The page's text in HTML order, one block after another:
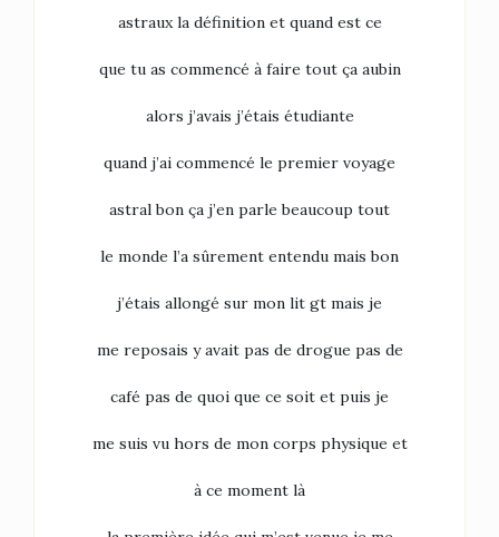
astraux la définition et quand est ce
que tu as commencé à faire tout ça aubin
alors j’avais j’étais étudiante
quand j’ai commencé le premier voyage
astral bon ça j’en parle beaucoup tout
le monde l’a sûrement entendu mais bon
j’étais allongé sur mon lit gt mais je
me reposais y avait pas de drogue pas de
café pas de quoi que ce soit et puis je
me suis vu hors de mon corps physique et
à ce moment là